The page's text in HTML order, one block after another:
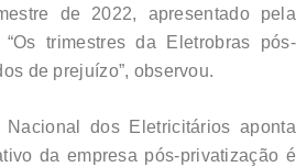
de 2022, apresentado pela
trimestres da Eletrobras pós-
de prejuízo”, observou.
dos Eletricitários aponta
da empresa pós-privatização é